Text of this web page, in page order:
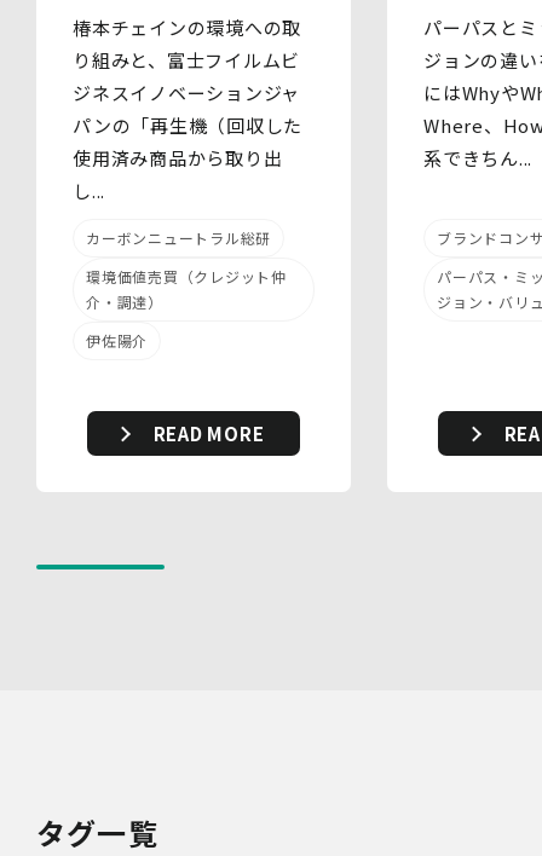
5.委託
当社は、上記利用目的の達成に必要な範囲内において、個
す。個人情報の取扱いを外部に委託する際は、十分な情報
管理水準を確保している委託先を選定するとともに、当該
委託先には必要かつ適切な監督を行います。
6.安全管理措置
従って、個人データ（個人情報保護法第16条第３項により
定義された「個人データ」をいい、以下同様とします。）
を適切に取り扱い、正確かつ最新のものとするよう適切な
また、個人データの漏えい、滅失又は毀損の防止その他の
当社は、個人情報を適切に取り扱うため、以下の安全管理
・ 個人情報の取扱状況について定期的な点検及び監査を
す。
椿本チェインの環境への取
り組みと、富士フイルムビ
ジネスイノベーションジャ
パンの「再生機（回収した
使用済み商品から取り出
し...
カーボンニュートラル総研
環境価値売買（クレジット仲
介・調達）
伊佐陽介
READ MORE
パーパスと
ジョンの違
にはWhyや
Where、
系できちん...
ブランドコン
パーパス・ミ
ジョン・バリ
タグ一覧